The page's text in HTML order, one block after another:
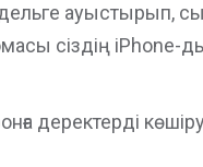
ауыстырып,
сіздің iPhone-
деректерді